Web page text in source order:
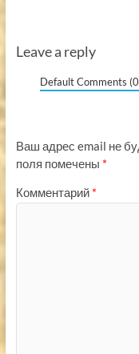
Leave a reply
Default Comments
Ваш адрес email не
поля помечены *
Комментарий *